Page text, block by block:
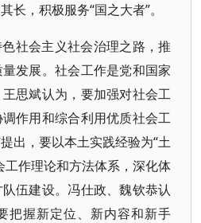
长，积极服务“国之大者”。
社会主义社会治理之路，推
发展。社会工作是党和国家
思斌认为，要加强对社会工
作用和综合利用优质社会工
出，要以本土实践经验为“土
工作理论和方法体系，深化体
伍建设。冯仕政、魏钦恭认
把握新定位、新内容和新手